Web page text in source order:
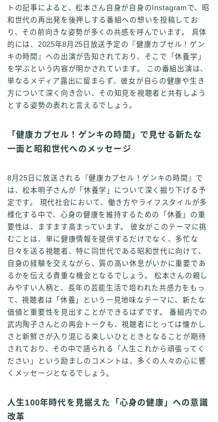
トの記事によると、松本さん自身が自身のInstagramで、昭
和世代の再出発を後押しする番組への想いを投稿してお
り、その前向きな姿勢が多くの共感を呼んでいます。 具体
的には、2025年8月25日放送予定の『健康カプセル！ゲン
キの時間』への出演が告知されており、そこで「休養学」
を学ぶという内容が明かされています。 この番組出演は、
単なるメディア露出に留まらず、彼女が自らの健康や生き
方について深く向き合い、その知見を視聴者と共有しよう
とする姿勢の表れと言えるでしょう。
「健康カプセル！ゲンキの時間」で見せる新たな
一面と昭和世代へのメッセージ
8月25日に放送される『健康カプセル！ゲンキの時間』で
は、松本明子さんが「休養学」について深く掘り下げる予
定です。 現代社会において、働き方やライフスタイルが多
様化する中で、心身の健康を維持するための「休養」の重
要性は、ますます高まっています。 彼女がこのテーマに挑
むことは、単に健康情報を提供するだけでなく、多忙な
日々を送る視聴者、特に同世代である昭和世代に向けて、
自身の経験を交えながら、質の高い休息がいかに重要であ
るかを伝える貴重な機会となるでしょう。 松本さんの親し
みやすい人柄と、長年の芸能生活で培われた共感力をもっ
て、視聴者は「休養」という一見地味なテーマに、新たな
価値と重要性を見出すことができるはずです。 番組内での
武内陶子さんとの再会トークも、視聴者にとっては懐かし
さと新鮮さが入り混じる楽しいひとときとなることが期待
されており、その中で語られる「人生これから頑張ってく
ださい」という励ましのコメントは、多くの人々の心に響
くメッセージとなるでしょう。
人生100年時代を見据えた「心身の健康」への意識
改革